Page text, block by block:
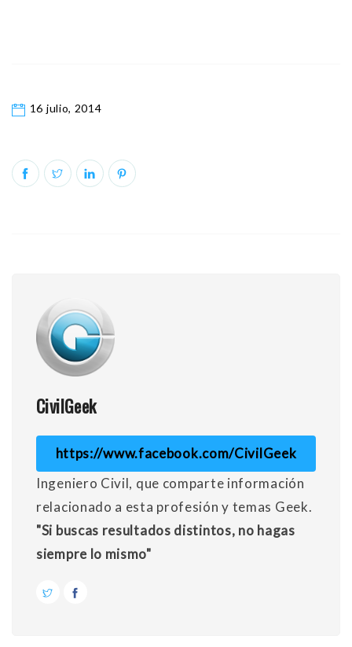
16 julio, 2014
CivilGeek
https://www.facebook.com/CivilGeek
Ingeniero Civil, que comparte información
relacionado a esta profesión y temas Geek.
"Si buscas resultados distintos, no hagas
siempre lo mismo"